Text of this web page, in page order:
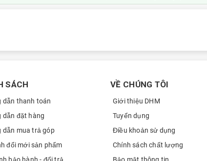
SÁCH
dẫn thanh toán
dẫn đặt hàng
dẫn mua trả góp
đổi mới sản phẩm
VỀ CHÚNG TÔI
Giới thiệu DHM
Tuyển dụng
Điều khoản sử dụng
Chính sách chất lượng